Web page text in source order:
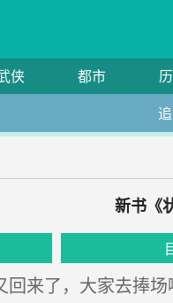
侠 都市
新书《
来了，大家去捧场